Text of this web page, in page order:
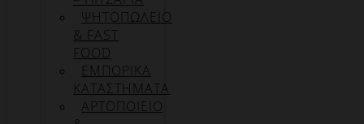
ΨΗΤΟΠΩΛΕΙΟ
& FAST
FOOD
ΕΜΠΟΡΙΚΑ
ΚΑΤΑΣΤΗΜΑΤΑ
ΑΡΤΟΠΟΙΕΙΟ